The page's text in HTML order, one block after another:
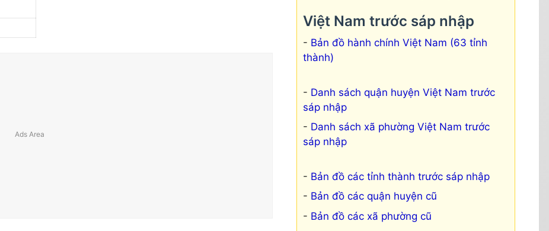
Việt Nam trước sáp nhập
Bản đồ hành chính Việt Nam (63 tỉnh
thành)
Danh sách quận huyện Việt Nam trước
sáp nhập
Danh sách xã phường Việt Nam trước
sáp nhập
Bản đồ các tỉnh thành trước sáp nhập
Bản đồ các quận huyện cũ
Bản đồ các xã phường cũ